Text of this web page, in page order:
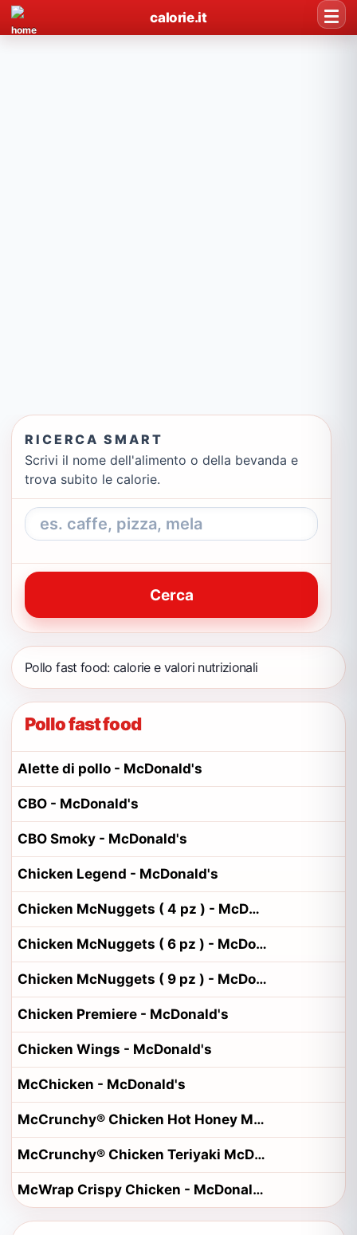
calorie.it
RICERCA SMART
Scrivi il nome dell'alimento o della bevanda e
trova subito le calorie.
Cerca
Pollo fast food: calorie e valori nutrizionali
Pollo fast food
Alette di pollo - McDonald's
CBO - McDonald's
CBO Smoky - McDonald's
Chicken Legend - McDonald's
Chicken McNuggets ( 4 pz ) - McDonald's
Chicken McNuggets ( 6 pz ) - McDonald's
Chicken McNuggets ( 9 pz ) - McDonald's
Chicken Premiere - McDonald's
Chicken Wings - McDonald's
McChicken - McDonald's
McCrunchy® Chicken Hot Honey McDonald's
McCrunchy® Chicken Teriyaki McDonald's
McWrap Crispy Chicken - McDonald's